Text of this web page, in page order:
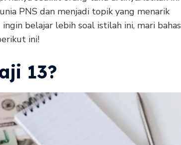
PNS dan menjadi topik yang menarik
ingin belajar lebih soal istilah ini, mari bahas
ini!
13?